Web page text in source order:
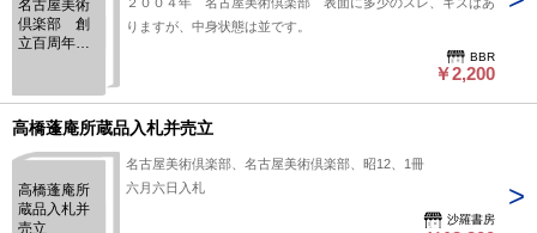
名古屋美術
倶楽部 創
立百周年記
具・絵画・
工芸
りますが、中身状態は並です。
BBR
￥2,200
高橋蓬庵所蔵品入札并売立
高橋蓬庵所
蔵品入札并
売立
名古屋美術倶楽部、名古屋美術倶楽部、昭12、1冊
六月六日入札
沙羅書房